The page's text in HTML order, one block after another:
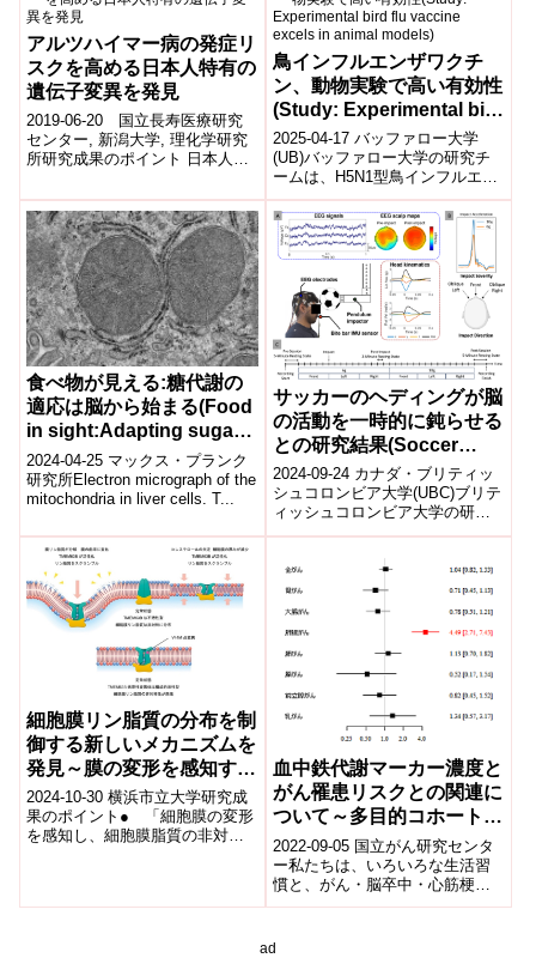
アルツハイマー病の発症リ
スクを高める日本人特有の
遺伝子変異を発見
2019-06-20 国立長寿医療研究
センター, 新潟大学, 理化学研究
所研究成果のポイント 日本人の
遺伝子変異を同定 アルツハイ
マ...
鳥インフルエンザワクチ
ン、動物実験で高い有効性
(Study: Experimental bird
flu vaccine excels in
animal models)
2025-04-17 バッファロー大学
(UB)バッファロー大学の研究チ
ームは、H5N1型鳥インフルエン
ザウイルスに対する実験ワクチ
ンがマウスで完全な防御効果を
示...
食べ物が見える:糖代謝の
適応は脳から始まる(Food
in sight:Adapting sugar
metabolism starts in the
brain)
2024-04-25 マックス・プランク
研究所Electron micrograph of the
mitochondria in liver cells. T...
サッカーのヘディングが脳
の活動を一時的に鈍らせる
との研究結果(Soccer
headers briefly slow
brain activity, study
shows)
2024-09-24 カナダ・ブリティッ
シュコロンビア大学(UBC)ブリテ
ィッシュコロンビア大学の研究
によると、サッカーでのヘディ
活...
細胞膜リン脂質の分布を制
御する新しいメカニズムを
発見～膜の変形を感知する
脂質輸送分子の変異による
神経疾患の治療へ道～
2024-10-30 横浜市立大学研究成
果のポイント● 「細胞膜の変形
を感知し、細胞膜脂質の非対称
血中鉄代謝マーカー濃度と
がん罹患リスクとの関連に
ついて～多目的コホート研
究(JPHC研究)からの成果
報告～
2022-09-05 国立がん研究センタ
ー私たちは、いろいろな生活習
慣と、がん・脳卒中・心筋梗塞
などの病気との関係を明らかに
健康寿命...
ad